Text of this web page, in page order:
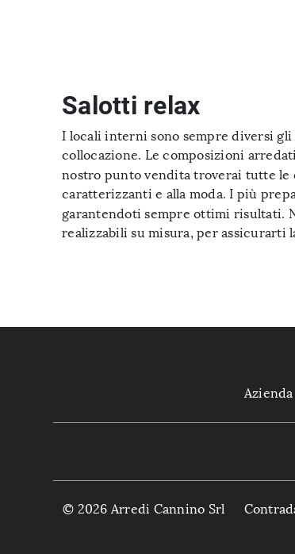
Salotti relax
I locali interni sono sempre diversi
collocazione. Le composizioni
nostro punto vendita troverai tutte le
caratterizzanti e alla moda. I più
garantendoti sempre ottimi risultati.
realizzabili su misura, per assicurarti
Azienda
© 2026 Arredi Cannino Srl